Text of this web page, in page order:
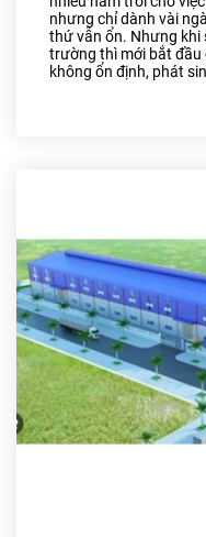
nhưng chỉ dành vài
thứ vẫn ổn. Nhưng khi
trường thì mới bắt đầu
không ổn định, phát